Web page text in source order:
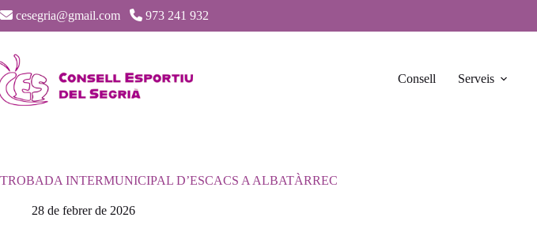
al
contenido
cesegria@gmail.com 973 241 932
Consell Serveis
TROBADA INTERMUNICIPAL D’ESCACS A ALBATÀRREC
28 de febrer de 2026